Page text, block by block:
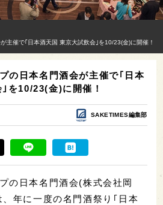
主催で｢日本酒天国 東京大試飲会｣を10/23(金)に開催！
の日本名門酒会が主催で｢日本
を10/23(金)に開催！
SAKETIMES編集部
の日本名門酒会(株式会社岡
年に一度の名門酒祭り｢日本